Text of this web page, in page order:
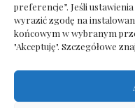
preferencje”. Jeśli
wyrazić zgodę na
końcowym w wybranym
"Akceptuję". Szczegółowe